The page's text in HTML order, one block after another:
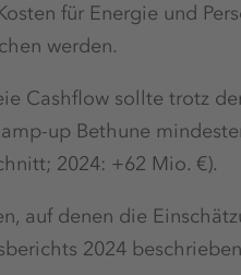
für Energie und
werden.
Cashflow sollte trotz
up Bethune
2024: +62 Mio. €).
auf denen die
2024